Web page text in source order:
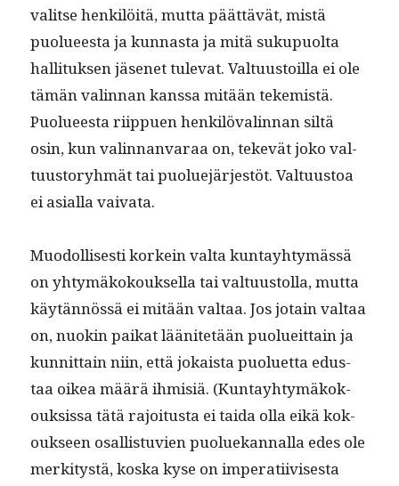
val­itse henkilöitä, mut­ta päät­tävät, mis­tä
puolueesta ja kun­nas­ta ja mitä sukupuol­ta
hal­li­tuk­sen jäsenet tule­vat. Val­tu­us­toil­la ei ole
tämän valin­nan kanssa mitään tekemistä.
Puolueesta riip­puen henkilö­valin­nan siltä
osin, kun valin­nan­varaa on, tekevät joko val­
tu­us­to­ryh­mät tai puolue­jär­jestöt. Val­tu­us­toa
ei asial­la vaivata.
Muodol­lis­es­ti korkein val­ta kun­tay­htymässä
on yhtymäkok­ouk­sel­la tai val­tu­us­tol­la, mut­ta
käytän­nössä ei mitään val­taa. Jos jotain val­taa
on, nuokin paikat läänitetään puolueit­tain ja
kun­nit­tain niin, että jokaista puoluet­ta edus­
taa oikea määrä ihmisiä. (Kun­tay­htymäkok­
ouk­sis­sa tätä rajoi­tus­ta ei tai­da olla eikä kok­
ouk­seen osal­lis­tu­vien puoluekan­nal­la edes ole
merk­i­tys­tä, kos­ka kyse on imper­ati­ivis­es­ta